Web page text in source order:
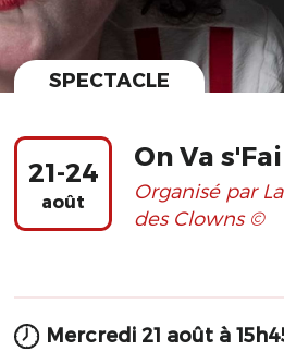
On Va
SPECTACLE
Organisé par
des Clowns ©
21-24
août
Mercredi 21 août à